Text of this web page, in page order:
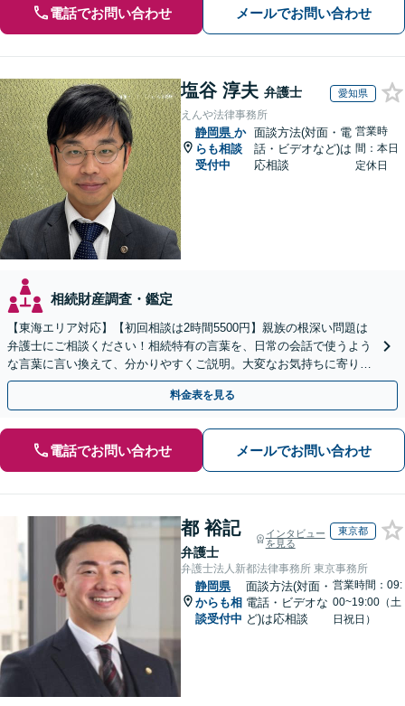
電話でお問い合わせ メールでお問い合わせ
塩谷 淳夫 弁護士 愛知県
えんや法律事務所
静岡県 か
らも相談
受付中
面談方法(対面・電
話・ビデオなど)は
応相談
営業時
間：本日
定休日
相続財産調査・鑑定
【東海エリア対応】【初回相談は2時間5500円】親族の根深い問題は
弁護士にご相談ください！相続特有の言葉を、日常の会話で使うよう
な言葉に言い換えて、分かりやすくご説明。大変なお気持ちに寄り添
い、納得できる解決を目指します
料金表を見る
電話でお問い合わせ メールでお問い合わせ
都 裕記
弁護士
インタビュー
を見る
東京都
弁護士法人新都法律事務所 東京事務所
静岡県
からも相
談受付中
面談方法(対面・
電話・ビデオな
ど)は応相談
営業時間：09:
00~19:00（土
日祝日）